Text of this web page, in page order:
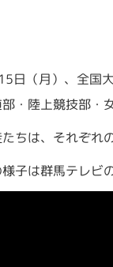
日（月）、全国
部・陸上競技部・
ちは、それぞれ
子は群馬テレビ